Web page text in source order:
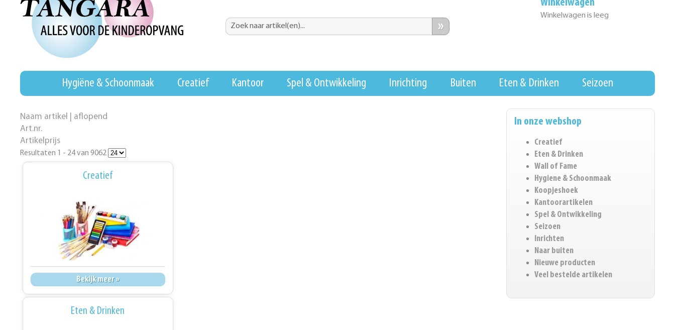
Winkelwagen
Winkelwagen is leeg
»
Hygiëne & Schoonmaak Creatief Kantoor Spel & Ontwikkeling Inrichting Buiten Eten & Drinken Seizoen
In onze webshop
Creatief
Eten & Drinken
Wall of Fame
Hygiene & Schoonmaak
Koopjeshoek
Kantoorartikelen
Spel & Ontwikkeling
Seizoen
Inrichten
Naar buiten
Nieuwe producten
Veel bestelde artikelen
Naam artikel | aflopend
Art.nr.
Artikelprijs
Resultaten 1 - 24 van 9062
Creatief
Bekijk meer »
Eten & Drinken